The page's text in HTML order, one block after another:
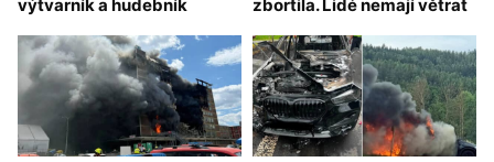
výtvarník a hudebník zbortila. Lidé nemají větrat